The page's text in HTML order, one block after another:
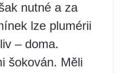
nutné a za
lze plumérii
– doma.
šokován. Měli